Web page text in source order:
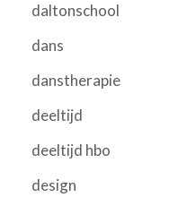
daltonschool
dans
danstherapie
deeltijd
deeltijd hbo
design